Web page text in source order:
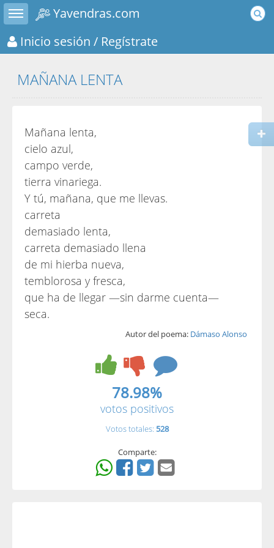
Toggle sidebar
Yavendras.com
Inicio sesión / Regístrate
MAÑANA LENTA
Mañana lenta,
cielo azul,
campo verde,
tierra vinariega.
Y tú, mañana, que me llevas.
carreta
demasiado lenta,
carreta demasiado llena
de mi hierba nueva,
temblorosa y fresca,
que ha de llegar —sin darme cuenta—
seca.
Autor del poema: Dámaso Alonso
78.98%
votos positivos
Votos totales: 528
Comparte: